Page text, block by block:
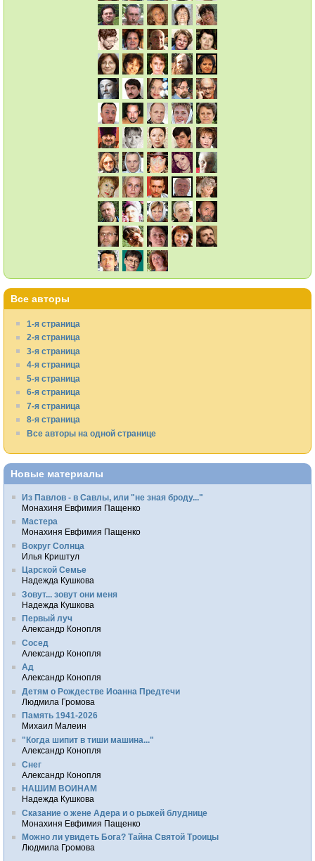
Все авторы
1-я страница
2-я страница
3-я страница
4-я страница
5-я страница
6-я страница
7-я страница
8-я страница
Все авторы на одной странице
Новые материалы
Из Павлов - в Савлы, или "не зная броду..."
Монахиня Евфимия Пащенко
Мастера
Монахиня Евфимия Пащенко
Вокруг Солнца
Илья Криштул
Царской Семье
Надежда Кушкова
Зовут... зовут они меня
Надежда Кушкова
Первый луч
Александр Конопля
Сосед
Александр Конопля
Ад
Александр Конопля
Детям о Рождестве Иоанна Предтечи
Людмила Громова
Память 1941-2026
Михаил Малеин
"Когда шипит в тиши машина..."
Александр Конопля
Снег
Александр Конопля
НАШИМ ВОИНАМ
Надежда Кушкова
Сказание о жене Адера и о рыжей блуднице
Монахиня Евфимия Пащенко
Можно ли увидеть Бога? Тайна Святой Троицы
Людмила Громова